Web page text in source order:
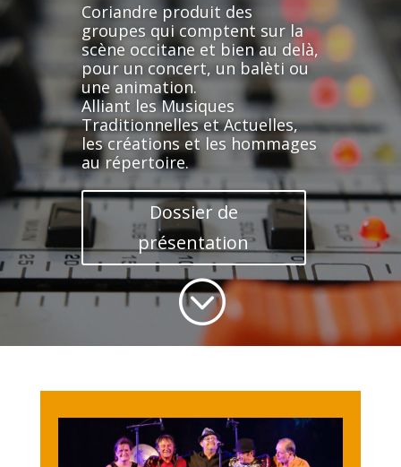
Coriandre produit des
groupes qui comptent sur la
scène occitane et bien au delà,
pour un concert, un balèti ou
une animation.
Alliant les Musiques
Traditionnelles et Actuelles,
les créations et les hommages
au répertoire.
Dossier de
présentation
;